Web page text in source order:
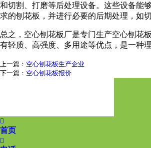
和切割、打磨等后处理设备。这些设备能
求的刨花板，并进行必要的后期处理，如
总之，空心刨花板厂是专门生产空心刨花
有轻质、高强度、多用途等优点，是一种
上一篇： 空心刨花板生产企业
下一篇： 空心刨花板报价

首页
